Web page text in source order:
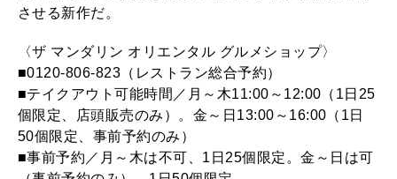
させる新作だ。
〈ザ マンダリン オリエンタル グルメショップ〉
■0120-806-823（レストラン総合予約）
■テイクアウト可能時間／月～木11:00～12:00（1日25
個限定、店頭販売のみ）。金～日13:00～16:00（1日
50個限定、事前予約のみ）
■事前予約／月～木は不可、1日25個限定。金～日は可